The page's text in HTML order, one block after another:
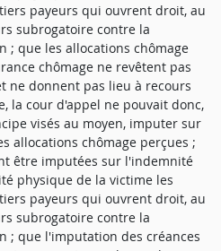
payeurs qui ouvrent droit, au
subrogatoire contre la
; que les allocations chômage
chômage ne revêtent pas
ne donnent pas lieu à recours
la cour d'appel ne pouvait donc,
visés au moyen, imputer sur
allocations chômage perçues ;
être imputées sur l'indemnité
physique de la victime les
payeurs qui ouvrent droit, au
subrogatoire contre la
; que l'imputation des créances